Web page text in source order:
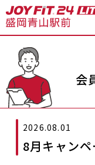
店舗トップ
会員の方へトップ
会員様へのお知らせ入会
会
2026.08.01
8月キャンペ